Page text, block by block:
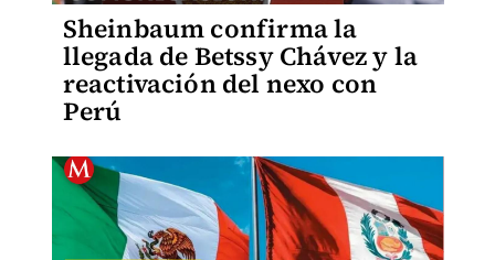
Sheinbaum confirma la
llegada de Betssy Chávez y la
reactivación del nexo con
Perú